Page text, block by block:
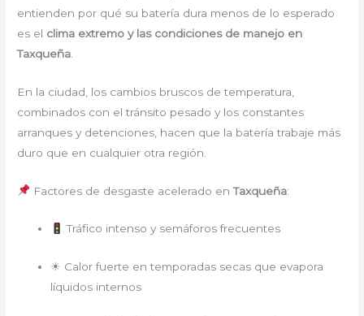
entienden por qué su batería dura menos de lo esperado
es el clima extremo y las condiciones de manejo en
Taxqueña
En la ciudad, los cambios bruscos de temperatura,
combinados con el tránsito pesado y los constantes
arranques y detenciones, hacen que la batería trabaje más
duro que en cualquier otra región.
Factores de desgaste acelerado enTaxqueña:
Tráfico intenso y semáforos frecuentes
☀ Calor fuerte en temporadas secas que evapora
líquidos internos